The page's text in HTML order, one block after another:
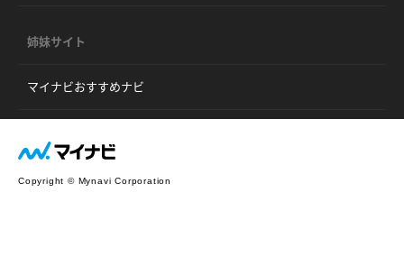
姉妹サイト
マイナビおすすめナビ
Copyright © Mynavi Corporation